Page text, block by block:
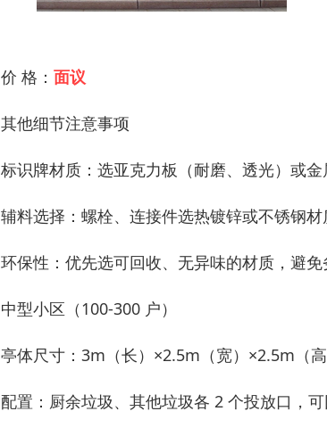
价 格： 面议
其他细节注意事项
标识牌材质：选亚克力板（耐磨、透光）或
辅料选择：螺栓、连接件选热镀锌或不锈钢材
环保性：优先选可回收、无异味的材质，避免
中型小区（100-300 户）
亭体尺寸：3m（长）×2.5m（宽）×2.5m（高
配置：厨余垃圾、其他垃圾各 2 个投放口，